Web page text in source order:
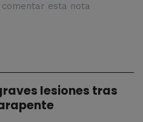
esta nota
lesiones tras